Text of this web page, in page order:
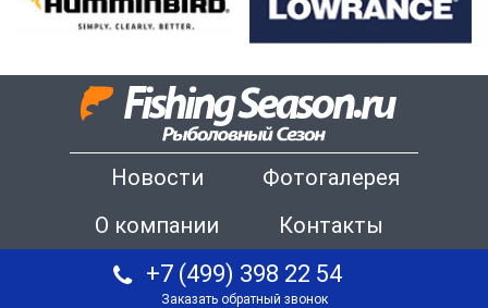
Новости
Фотогалерея
О компании
Контакты
+7 (499) 398 22 54
Заказать обратный звонок